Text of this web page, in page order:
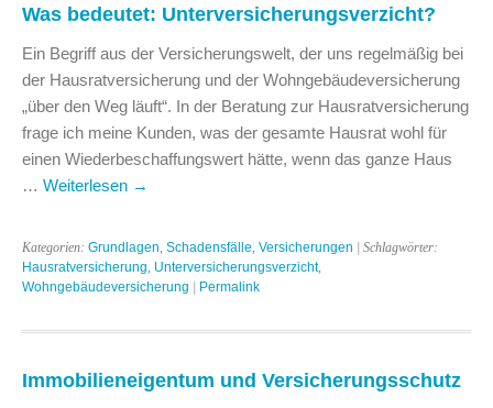
Was bedeutet: Unterversicherungsverzicht?
Ein Begriff aus der Versicherungswelt, der uns regelmäßig bei
der Hausratversicherung und der Wohngebäudeversicherung
„über den Weg läuft“. In der Beratung zur Hausratversicherung
frage ich meine Kunden, was der gesamte Hausrat wohl für
einen Wiederbeschaffungswert hätte, wenn das ganze Haus
… Weiterlesen →
Kategorien: Grundlagen Schadensfälle Versicherungen | Schlagwörter:
Hausratversicherung Unterversicherungsverzicht,
Wohngebäudeversicherung | Permalink
Immobilieneigentum und Versicherungsschutz